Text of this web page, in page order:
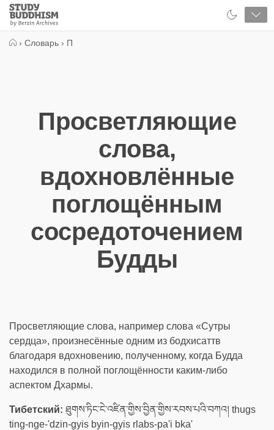
Close
Study
Buddhism
› Словарь › П
Просветляющие
слова,
вдохновлённые
поглощённым
сосредоточением
Будды
Просветляющие слова, например слова «Сутры
сердца», произнесённые одним из бодхисаттв
благодаря вдохновению, полученному, когда Будда
находился в полной поглощённости каким-либо
аспектом Дхармы.
Тибетский: ཐུགས་ཏིང་ངེ་འཛིན་གྱིས་བྱིན་གྱིས་རབས་པའི་བཀའ། thugs
ting-nge-'dzin-gyis byin-gyis rlabs-pa'i bka'